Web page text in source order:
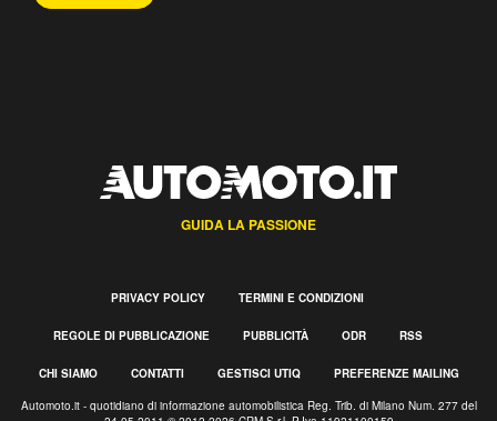
GUIDA LA PASSIONE
PRIVACY POLICY TERMINI E CONDIZIONI
REGOLE DI PUBBLICAZIONE PUBBLICITÀ ODR RSS
CHI SIAMO CONTATTI GESTISCI UTIQ PREFERENZE MAILING
Automoto.it - quotidiano di informazione automobilistica Reg. Trib. di Milano Num. 277 del